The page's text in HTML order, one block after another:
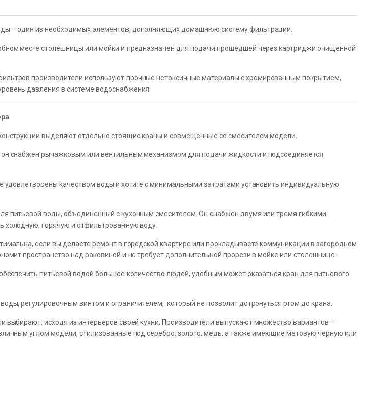
– один из необходимых элементов, дополняющих домашнюю систему фильтрации.
месте столешницы или мойки и предназначен для подачи прошедшей через картриджи очищенной
производители используют прочные нетоксичные материалы с хромированным покрытием,
давления в системе водоснабжения.
выделяют отдельно стоящие краны и совмещенные со смесителем модели.
он снабжен рычажковым или вентильным механизмом для подачи жидкости и подсоединяется
удовлетворены качеством воды и хотите с минимальными затратами установить индивидуальную
питьевой воды, объединенный с кухонным смесителем. Он снабжен двумя или тремя гибкими
холодную, горячую и отфильтрованную воду.
если вы делаете ремонт в городской квартире или прокладываете коммуникации в загородном
пространство над раковиной и не требует дополнительной прорези в мойке или столешнице.
питьевой водой большое количество людей, удобным может оказаться кран для питьевого
регулировочным винтом и ограничителем, который не позволит дотронуться ртом до крана.
выбирают, исходя из интерьеров своей кухни. Производители выпускают множество вариантов ­–
углом модели, стилизованные под серебро, золото, медь, а также имеющие матовую черную или